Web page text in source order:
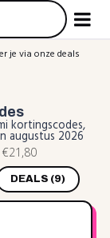
je via onze deals
kortingscodes,
augustus 2026
DEALS (9)